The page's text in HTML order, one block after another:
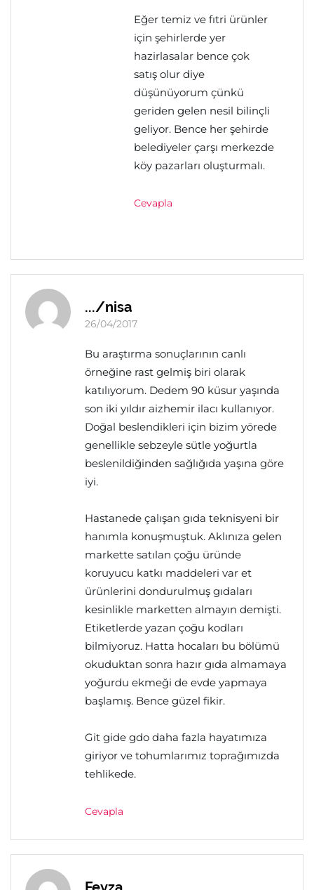
Eğer temiz ve fıtri ürünler
için şehirlerde yer
hazirlasalar bence çok
satış olur diye
düşünüyorum çünkü
geriden gelen nesil bilinçli
geliyor. Bence her şehirde
belediyeler çarşı merkezde
köy pazarları oluşturmalı.
Cevapla
.../nisa
26/04/2017
Bu araştırma sonuçlarının canlı
örneğine rast gelmiş biri olarak
katılıyorum. Dedem 90 küsur yaşında
son iki yıldır aizhemir ilacı kullanıyor.
Doğal beslendikleri için bizim yörede
genellikle sebzeyle sütle yoğurtla
beslenildiğinden sağlığıda yaşına göre
iyi.
Hastanede çalışan gıda teknisyeni bir
hanımla konuşmuştuk. Aklınıza gelen
markette satılan çoğu üründe
koruyucu katkı maddeleri var et
ürünlerini dondurulmuş gıdaları
kesinlikle marketten almayın demişti.
Etiketlerde yazan çoğu kodları
bilmiyoruz. Hatta hocaları bu bölümü
okuduktan sonra hazır gıda almamaya
yoğurdu ekmeği de evde yapmaya
başlamış. Bence güzel fikir.
Git gide gdo daha fazla hayatımıza
giriyor ve tohumlarımız toprağımızda
tehlikede.
Cevapla